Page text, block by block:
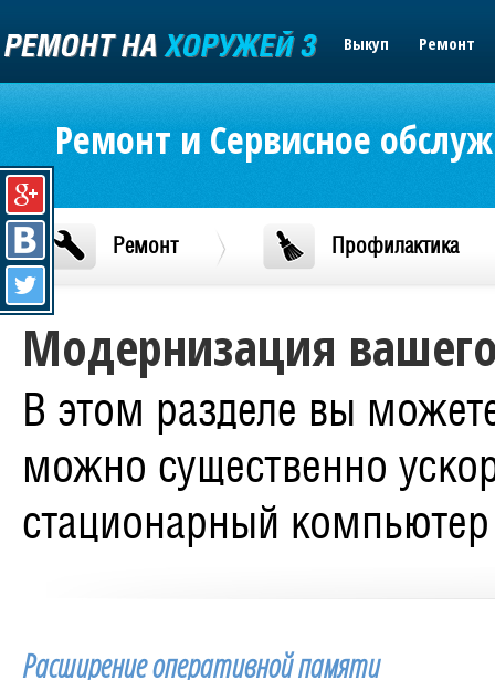
Выкуп Ремонт
Ремонт и Сервисное
Ремонт Профилактика
Модернизация
В этом разделе вы
можно существенно
стационарный компьютер
Расширение оперативной памяти